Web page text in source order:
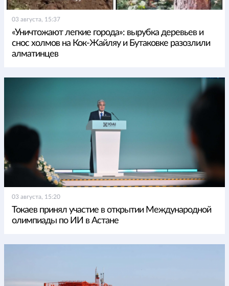
03 августа, 15:37
«Уничтожают легкие города»: вырубка деревьев и
снос холмов на Кок-Жайляу и Бутаковке разозлили
алматинцев
03 августа, 15:20
Токаев принял участие в открытии Международной
олимпиады по ИИ в Астане